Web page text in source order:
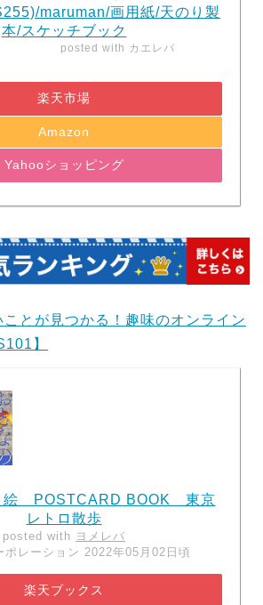
maruman/画用紙/天のり製
本/スケッチブック
posted with カエレバ
楽天市場
Amazon
Yahooショッピング
とが見つかる！趣味のオンライン
】
絵 POSTCARD BOOK 東京
レトロ散歩
posted with ヨメレバ
ポレーション 2022年05月02日頃
楽天ブックス